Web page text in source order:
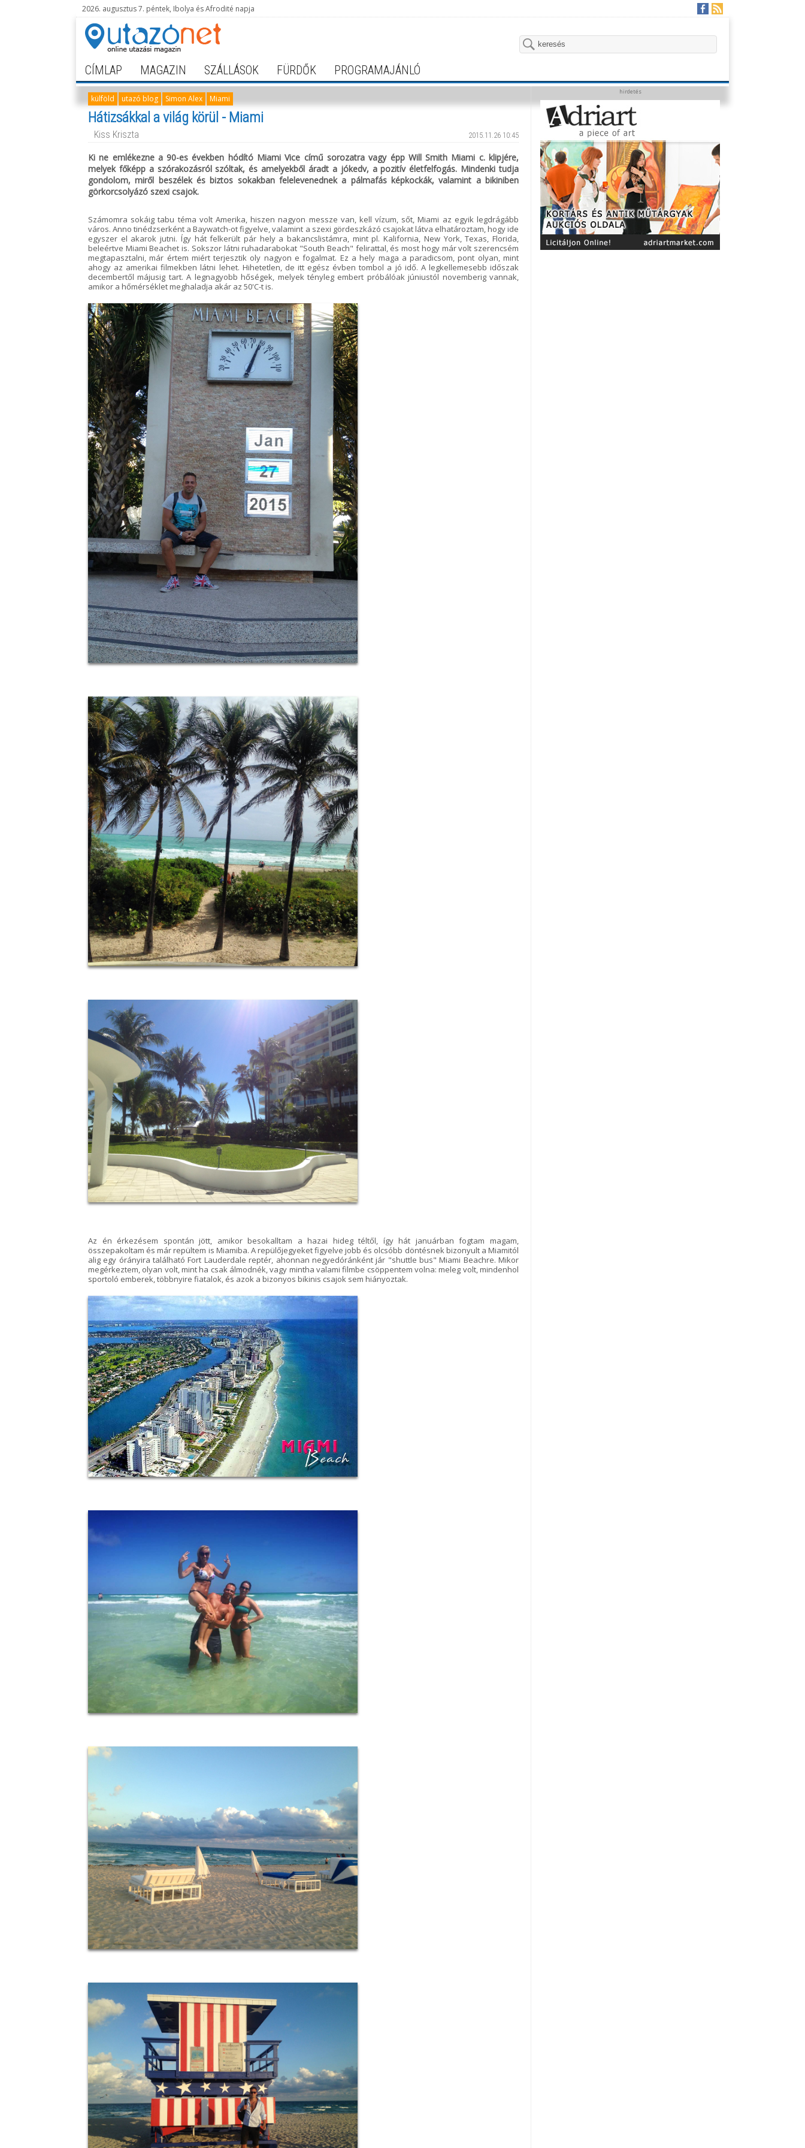
2026. augusztus 7. péntek, Ibolya és Afrodité napja
CÍMLAP MAGAZIN SZÁLLÁSOK FÜRDŐK PROGRAMAJÁNLÓ
külföld utazó blog Simon Alex Miami
Hátizsákkal a világ körül - Miami
Kiss Kriszta 2015.11.26 10:45
Ki ne emlékezne a 90-es években hódító Miami Vice című sorozatra vagy épp Will Smith Miami c. klipjére,
melyek főképp a szórakozásról szóltak, és amelyekből áradt a jókedv, a pozitív életfelfogás. Mindenki tudja
gondolom, miről beszélek és biztos sokakban felelevenednek a pálmafás képkockák, valamint a bikiniben
görkorcsolyázó szexi csajok.
Számomra sokáig tabu téma volt Amerika, hiszen nagyon messze van, kell vízum, sőt, Miami az egyik legdrágább
város. Anno tinédzserként a Baywatch-ot figyelve, valamint a szexi gördeszkázó csajokat látva elhatároztam, hogy ide
egyszer el akarok jutni. Így hát felkerült pár hely a bakancslistámra, mint pl. Kalifornia, New York, Texas, Florida,
beleértve Miami Beachet is. Sokszor látni ruhadarabokat "South Beach" felirattal, és most hogy már volt szerencsém
megtapasztalni, már értem miért terjesztik oly nagyon e fogalmat. Ez a hely maga a paradicsom, pont olyan, mint
ahogy az amerikai filmekben látni lehet. Hihetetlen, de itt egész évben tombol a jó idő. A legkellemesebb időszak
decembertől májusig tart. A legnagyobb hőségek, melyek tényleg embert próbálóak júniustól novemberig vannak,
amikor a hőmérséklet meghaladja akár az 50'C-t is.
Az én érkezésem spontán jött, amikor besokalltam a hazai hideg téltől, így hát januárban fogtam magam,
összepakoltam és már repültem is Miamiba. A repülőjegyeket figyelve jobb és olcsóbb döntésnek bizonyult a Miamitól
alig egy órányira található Fort Lauderdale reptér, ahonnan negyedóránként jár "shuttle bus" Miami Beachre. Mikor
megérkeztem, olyan volt, mint ha csak álmodnék, vagy mintha valami filmbe csöppentem volna: meleg volt, mindenhol
sportoló emberek, többnyire fiatalok, és azok a bizonyos bikinis csajok sem hiányoztak.
hirdetés